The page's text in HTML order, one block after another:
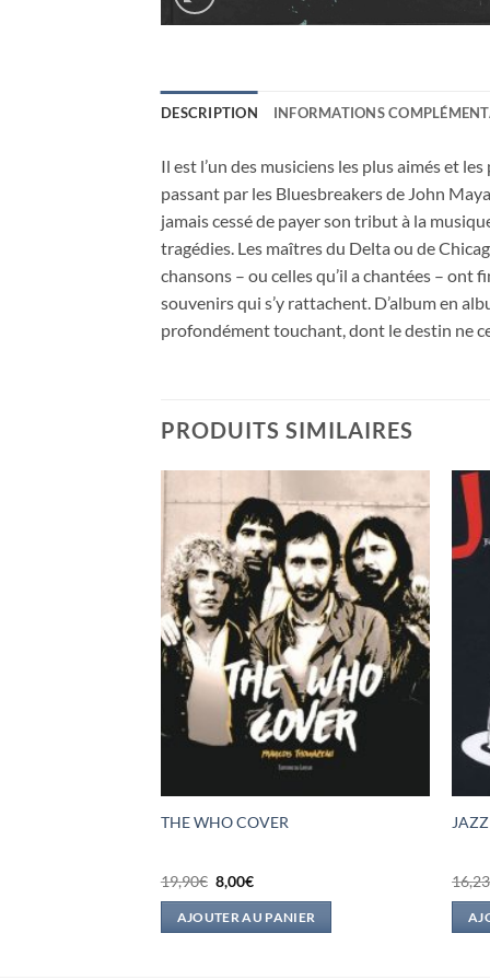
DESCRIPTION INFORMATIONS
Il est l’un des musiciens les plus aimés et
passant par les Bluesbreakers de John
jamais cessé de payer son tribut à la
tragédies. Les maîtres du Delta ou de
chansons – ou celles qu’il a chantées – ont
souvenirs qui s’y rattachent. D’album en
profondément touchant, dont le destin ne
PRODUITS SIMILAIRES
THE WHO COVER
19,90€ Le
prix
initial
était :
8,00€Le
actuel
est :
AJOUTER AU PANIER
JAZZ
16,23